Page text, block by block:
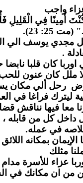
واجب
أَمِينًا فِي
25: 23).
مجدي يوسف الي
.
كان قلبا نابضا
ملل كان عنون
رحل ألي مكان
ليترك فراغا في
فيها نناقش
داخل كل من
في عمله.
بمكانه اللائق
مثلك
عزاء للأسرة مدام
من ان مكانك في